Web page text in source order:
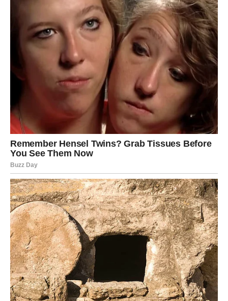
ponudu koja se čeka godinama? Stiže.
3. Duboka emotivna promena
Za mnoge Bikove, najveći preokret biće upravo u
emotivnom smislu.
Ljubav koja vam dolazi je zrela, postojana i nežna — baš
ono što vam srce treba.
A ako ste već u vezi — rešavate se straha, ljubomore,
nepoverenja ili tereta koji je smetao.
Sudbina vam šalje glas:
„Dosta si čekao. Ovo sada je tvoje.“